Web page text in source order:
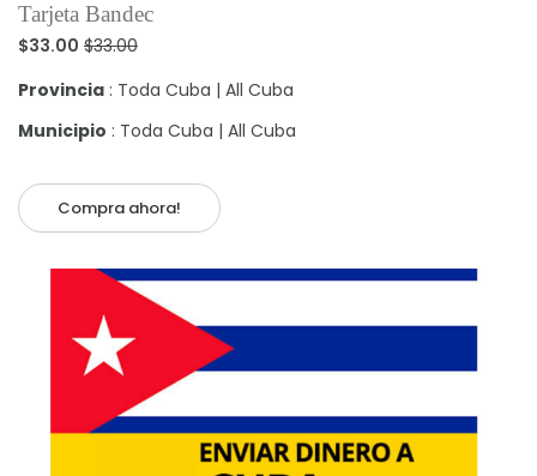
Tarjeta Bandec
$33.00 $33.00
Provincia : Toda Cuba | All Cuba
Municipio : Toda Cuba | All Cuba
Compra ahora!